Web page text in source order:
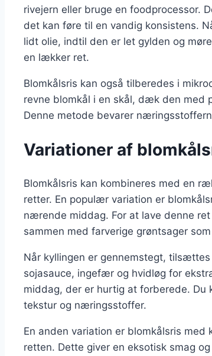
rivejern eller bruge en foodprocessor.
det kan føre til en vandig konsistens.
lidt olie, indtil den er let gylden og
en lækker ret.
Blomkålsris kan også tilberedes i
revne blomkål i en skål, dæk den med
Denne metode bevarer
Variationer af
Blomkålsris kan kombineres med en
retter. En populær variation er
nærende middag. For at lave denne
sammen med farverige grøntsager
Når kyllingen er gennemstegt,
sojasauce, ingefær og hvidløg for
middag, der er hurtig at forberede.
tekstur og næringsstoffer.
En anden variation er blomkålsris
retten. Dette giver en eksotisk smag